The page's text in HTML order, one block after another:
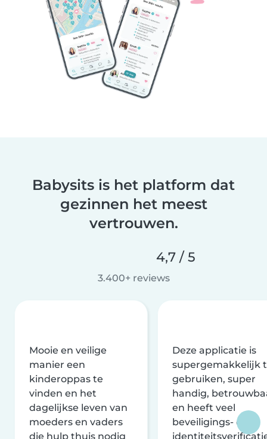
Babysits is het platform dat
gezinnen het meest
vertrouwen.
4,7 / 5
3.400+ reviews
Mooie en veilige
manier een
kinderoppas te
vinden en het
dagelijkse leven van
moeders en vaders
die hulp thuis nodig
Deze applicatie is
supergemakkelijk
gebruiken, super
handig,
en heeft veel
beveiligings- en